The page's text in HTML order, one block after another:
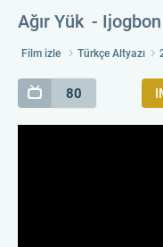
Ağır Yük Ijogbon
Film izle Türkçe Altyazı
80